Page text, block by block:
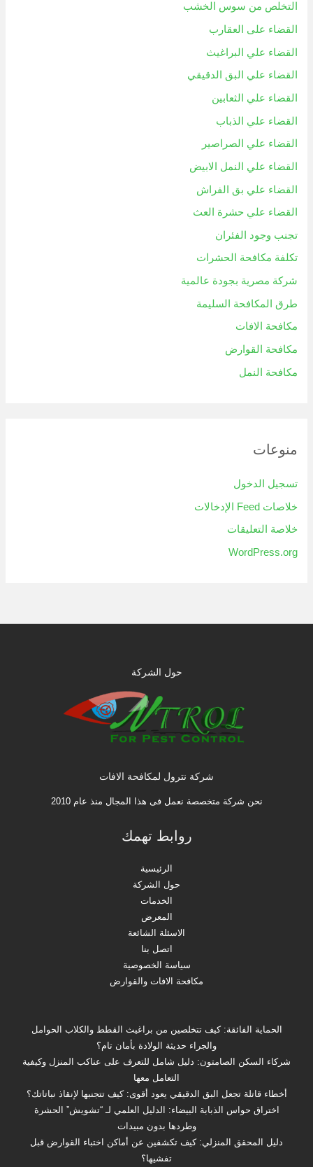
التخلص من سوس الخشب
القضاء على العقارب
القضاء علي البراغيث
القضاء علي البق الدقيقي
القضاء علي الثعابين
القضاء علي الذباب
القضاء علي الصراصير
القضاء علي النمل الابيض
القضاء علي بق الفراش
القضاء علي حشرة العث
تجنب وجود الفئران
تكلفة مكافحة الحشرات
شركة مصرية بجودة عالمية
طرق المكافحة السليمة
مكافحة الافات
مكافحة القوارض
مكافحة النمل
منوعات
تسجيل الدخول
خلاصات Feed الإدخالات
خلاصة التعليقات
WordPress.org
حول الشركة
شركة نترول لمكافحة الافات
نحن شركة متخصصة نعمل فى هذا المجال منذ عام 2010
روابط تهمك
الرئيسية
حول الشركة
الخدمات
المعرض
الاسئلة الشائعة
اتصل بنا
سياسة الخصوصية
مكافحة الافات والقوارض
الحماية الفائقة: كيف تتخلصين من براغيث القطط والكلاب الحوامل
والجراء حديثة الولادة بأمان تام؟
شركاء السكن الصامتون: دليل شامل للتعرف على عناكب المنزل وكيفية
التعامل معها
أخطاء قاتلة تجعل البق الدقيقي يعود أقوى: كيف تتجنبها لإنقاذ نباتاتك؟
اختراق حواس الذبابة البيضاء: الدليل العلمي لـ “تشويش” الحشرة
وطردها بدون مبيدات
دليل المحقق المنزلي: كيف تكشفين عن أماكن اختباء القوارض قبل
تفشيها؟